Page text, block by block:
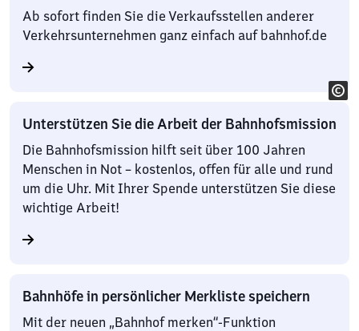
Ab sofort finden Sie die Verkaufsstellen anderer
Verkehrsunternehmen ganz einfach auf bahnhof.de
Unterstützen Sie die Arbeit der Bahnhofsmission
Die Bahnhofsmission hilft seit über 100 Jahren
Menschen in Not – kostenlos, offen für alle und rund
um die Uhr. Mit Ihrer Spende unterstützen Sie diese
wichtige Arbeit!
Bahnhöfe in persönlicher Merkliste speichern
Mit der neuen „Bahnhof merken“-Funktion